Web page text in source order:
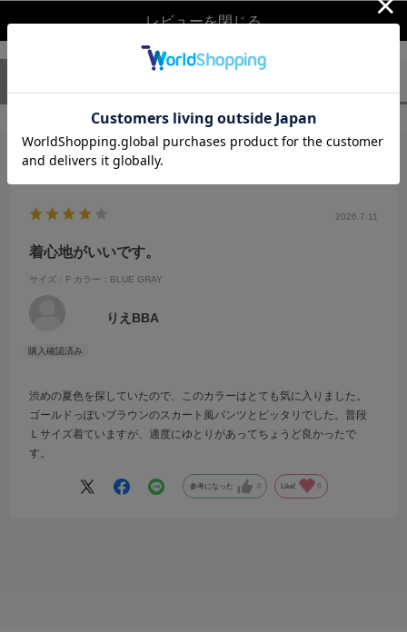
レビューを閉じる
絞り込み
2026.7.11
着心地がいいです。
サイズ：F カラー：BLUE GRAY
りえBBA
渋めの夏色を探していたので、このカラーはとても気に入りました。
ゴールドっぽいブラウンのスカート風パンツとピッタリでした。普段
Ｌサイズ着ていますが、適度にゆとりがあってちょうど良かったで
す。
参考になった 0 Like! 0